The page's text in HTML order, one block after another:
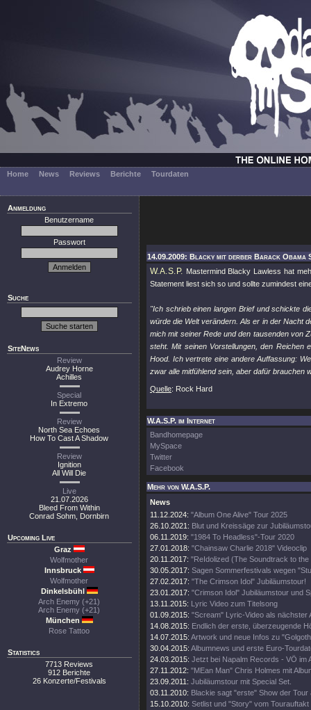
Home News Reviews Berichte Tourdaten
Anmeldung
Benutzername
Passwort
Suche
SiteNews
Review
Audrey Horne
Achilles
Special
In Extremo
Review
North Sea Echoes
How To Cast A Shadow
Review
Ignition
All Will Die
Live
21.07.2026
Bleed From Within
Conrad Sohm, Dornbirn
Upcoming Live
Graz
Wolfmother
Innsbruck
Wolfmother
Dinkelsbühl
Arch Enemy (+21)
Arch Enemy (+21)
München
Rose Tattoo
Statistics
7713 Reviews
912 Berichte
26 Konzerte/Festivals
14.09.2009: Blacky mit derber Barack Obama
W.A.S.P. Mastermind Blacky Lawless hat
Statement liest sich so und sollte zumindest
"Ich schrieb einen langen Brief und schickte
würde die Welt verändern. Als er in der Nacht
mich mit seiner Rede und den tausenden von
steht. Mit seinen Vorstellungen, den
Hood. Ich vertrete eine andere Auffassung:
zwar alle mitfühlend sein, aber dafür brauchen
Quelle: Rock Hard
W.A.S.P. im Internet
Bandhomepage
MySpace
Twitter
Facebook
Mehr von W.A.S.P.
News
11.12.2024: "Album One Alive" Tour 2025
26.10.2021: Blut und Kreissäge zur
06.11.2019: "1984 To Headless"-Tour 2020
27.01.2018: "Chainsaw Charlie 2018" Videoclip
20.11.2017: "ReIdolized (The Soundtrack to the
30.05.2017: Sagen Sommerfestivals wegen
27.02.2017: "The Crimson Idol" Jubiläumstour!
23.01.2017: "Crimson Idol" Jubiläumstour und
13.11.2015: Lyric Video zum Titelsong
01.09.2015: "Scream" Lyric-Video als nächster
14.08.2015: Endlich der erste, überzeugende
14.07.2015: Artwork und neue Infos zu
30.04.2015: Albumnews und erste Euro-
24.03.2015: Jetzt bei Napalm Records - VÖ im
27.11.2012: "MEan Man" Chris Holmes mit
23.09.2011: Jubiläumstour mit Special Set.
03.11.2010: Blackie sagt "erste" Show der Tour
15.10.2010: Setlist und "Story" vom Tourauftakt